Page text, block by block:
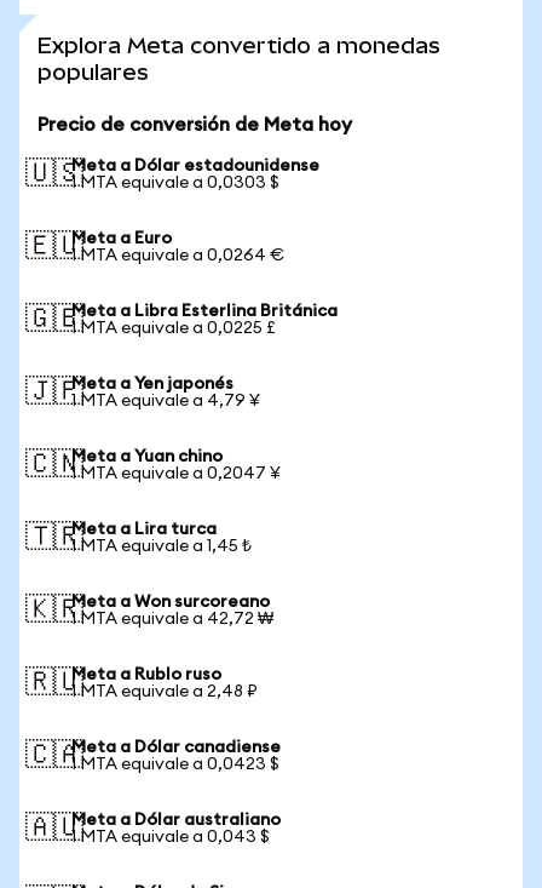
Explora Meta convertido a monedas
populares
Precio de conversión de Meta hoy
🇺🇸Meta a Dólar estadounidense
1 MTA equivale a 0,0303 $
🇪🇺Meta a Euro
1 MTA equivale a 0,0264 €
🇬🇧Meta a Libra Esterlina Británica
1 MTA equivale a 0,0225 £
🇯🇵Meta a Yen japonés
1 MTA equivale a 4,79 ¥
🇨🇳Meta a Yuan chino
1 MTA equivale a 0,2047 ¥
🇹🇷Meta a Lira turca
1 MTA equivale a 1,45 ₺
🇰🇷Meta a Won surcoreano
1 MTA equivale a 42,72 ₩
🇷🇺Meta a Rublo ruso
1 MTA equivale a 2,48 ₽
🇨🇦Meta a Dólar canadiense
1 MTA equivale a 0,0423 $
🇦🇺Meta a Dólar australiano
1 MTA equivale a 0,043 $